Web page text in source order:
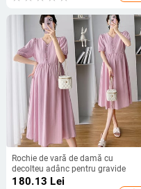
Rochie de vară de damă cu
decolteu adânc pentru gravide
180.13 Lei